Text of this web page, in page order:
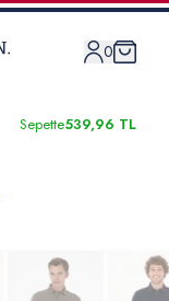
0
Sepette539,96 TL